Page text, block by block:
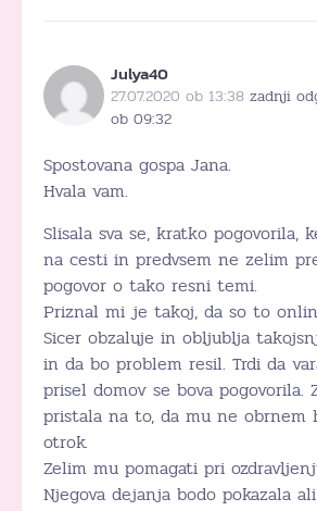
Julya40
27.07.2020 ob 13:38 zadnji
ob 09:32
Spostovana gospa Jana.
Hvala vam.
Slisala sva se, kratko pogovorila,
na cesti in predvsem ne zelim
pogovor o tako resni temi.
Priznal mi je takoj, da so to
Sicer obzaluje in obljublja
in da bo problem resil. Trdi da
prisel domov se bova pogovorila.
pristala na to, da mu ne obrnem
otrok.
Zelim mu pomagati pri
Njegova dejanja bodo pokazala